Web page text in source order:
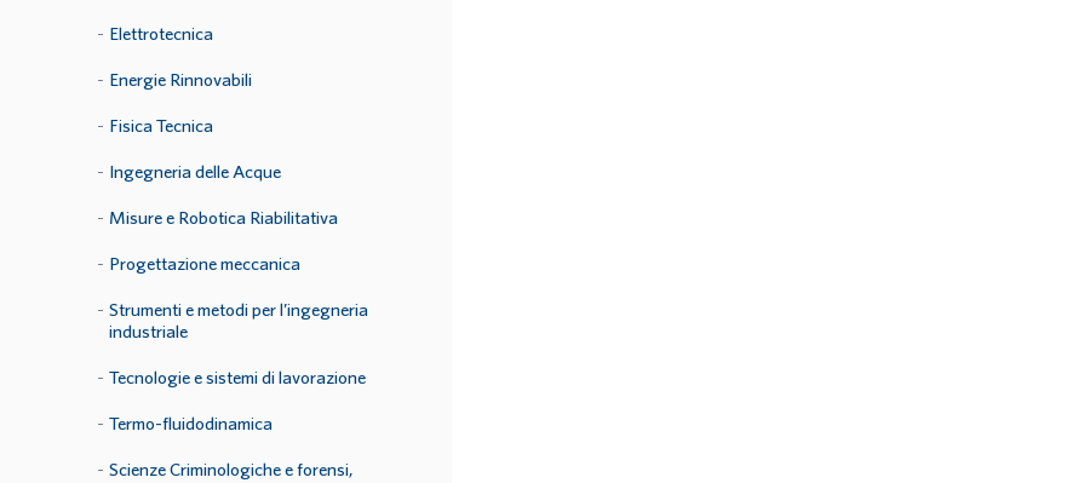
Elettrotecnica
Energie Rinnovabili
Fisica Tecnica
Ingegneria delle Acque
Misure e Robotica Riabilitativa
Progettazione meccanica
Strumenti e metodi per l’ingegneria
industriale
Tecnologie e sistemi di lavorazione
Termo-fluidodinamica
Scienze Criminologiche e forensi,